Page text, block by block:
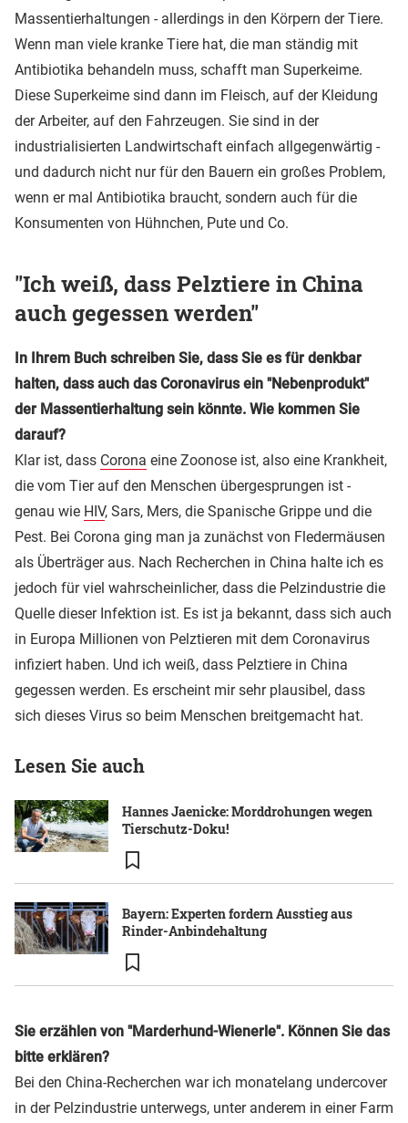
Massentierhaltungen - allerdings in den Körpern der Tiere.
Wenn man viele kranke Tiere hat, die man ständig mit
Antibiotika behandeln muss, schafft man Superkeime.
Diese Superkeime sind dann im Fleisch, auf der Kleidung
der Arbeiter, auf den Fahrzeugen. Sie sind in der
industrialisierten Landwirtschaft einfach allgegenwärtig -
und dadurch nicht nur für den Bauern ein großes Problem,
wenn er mal Antibiotika braucht, sondern auch für die
Konsumenten von Hühnchen, Pute und Co.
"Ich weiß, dass Pelztiere in China
auch gegessen werden"
In Ihrem Buch schreiben Sie, dass Sie es für denkbar
halten, dass auch das Coronavirus ein "Nebenprodukt"
der Massentierhaltung sein könnte. Wie kommen Sie
darauf?
Klar ist, dass Corona eine Zoonose ist, also eine Krankheit,
die vom Tier auf den Menschen übergesprungen ist -
genau wie HIV, Sars, Mers, die Spanische Grippe und die
Pest. Bei Corona ging man ja zunächst von Fledermäusen
als Überträger aus. Nach Recherchen in China halte ich es
jedoch für viel wahrscheinlicher, dass die Pelzindustrie die
Quelle dieser Infektion ist. Es ist ja bekannt, dass sich auch
in Europa Millionen von Pelztieren mit dem Coronavirus
infiziert haben. Und ich weiß, dass Pelztiere in China
gegessen werden. Es erscheint mir sehr plausibel, dass
sich dieses Virus so beim Menschen breitgemacht hat.
Lesen Sie auch
Hannes Jaenicke: Morddrohungen wegen
Tierschutz-Doku!
Bayern: Experten fordern Ausstieg aus
Rinder-Anbindehaltung
Sie erzählen von "Marderhund-Wienerle". Können Sie das
bitte erklären?
Bei den China-Recherchen war ich monatelang undercover
in der Pelzindustrie unterwegs, unter anderem in einer Farm